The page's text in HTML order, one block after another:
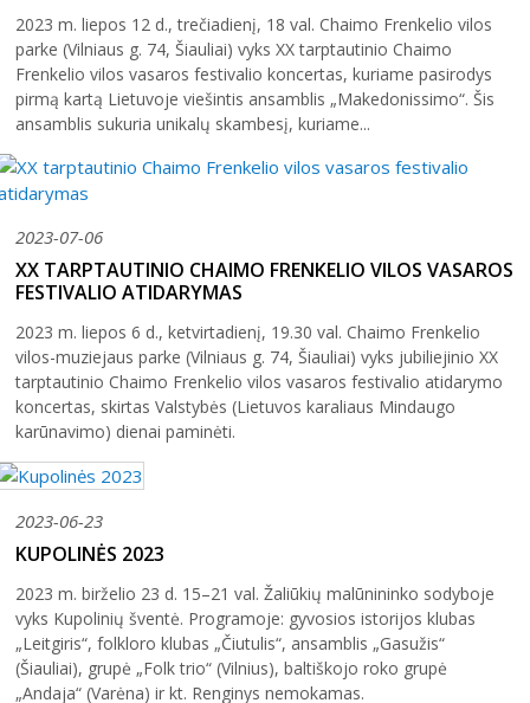
2023 m. liepos 12 d., trečiadienį, 18 val. Chaimo Frenkelio vilos
parke (Vilniaus g. 74, Šiauliai) vyks XX tarptautinio Chaimo
Frenkelio vilos vasaros festivalio koncertas, kuriame pasirodys
pirmą kartą Lietuvoje viešintis ansamblis „Makedonissimo“. Šis
ansamblis sukuria unikalų skambesį, kuriame...
2023-07-06
XX TARPTAUTINIO CHAIMO FRENKELIO VILOS VASAROS
FESTIVALIO ATIDARYMAS
2023 m. liepos 6 d., ketvirtadienį, 19.30 val. Chaimo Frenkelio
vilos-muziejaus parke (Vilniaus g. 74, Šiauliai) vyks jubiliejinio XX
tarptautinio Chaimo Frenkelio vilos vasaros festivalio atidarymo
koncertas, skirtas Valstybės (Lietuvos karaliaus Mindaugo
karūnavimo) dienai paminėti.
2023-06-23
KUPOLINĖS 2023
2023 m. birželio 23 d. 15–21 val. Žaliūkių malūnininko sodyboje
vyks Kupolinių šventė. Programoje: gyvosios istorijos klubas
„Leitgiris“, folkloro klubas „Čiutulis“, ansamblis „Gasužis“
(Šiauliai), grupė „Folk trio“ (Vilnius), baltiškojo roko grupė
„Andaja“ (Varėna) ir kt. Renginys nemokamas.